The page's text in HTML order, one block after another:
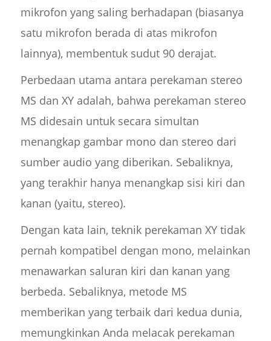
mikrofon yang saling berhadapan (biasanya
satu mikrofon berada di atas mikrofon
lainnya), membentuk sudut 90 derajat.
Perbedaan utama antara perekaman stereo
MS dan XY adalah, bahwa perekaman stereo
MS didesain untuk secara simultan
menangkap gambar mono dan stereo dari
sumber audio yang diberikan. Sebaliknya,
yang terakhir hanya menangkap sisi kiri dan
kanan (yaitu, stereo).
Dengan kata lain, teknik perekaman XY tidak
pernah kompatibel dengan mono, melainkan
menawarkan saluran kiri dan kanan yang
berbeda. Sebaliknya, metode MS
memberikan yang terbaik dari kedua dunia,
memungkinkan Anda melacak perekaman